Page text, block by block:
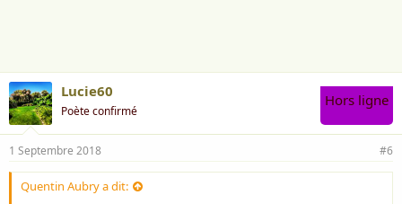
Lucie60
Poète confirmé
Hors ligne
1 Septembre 2018 #6
Quentin Aubry a dit: